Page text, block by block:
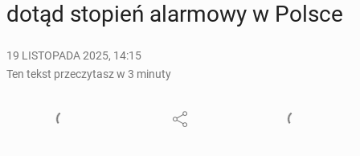
dotąd stopień alar­mo­wy w Polsce
19 LISTOPADA 2025, 14:15
Ten tekst przeczytasz w 3 minuty